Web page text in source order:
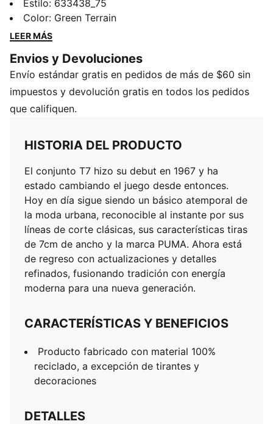
cambiando el juego desde entonces. Hoy en día sigue
siendo un básico atemporal de la moda urbana,
reconocible al instante por sus líneas de corte
marca PUMA. Ahora está de regreso con
actualizaciones y detalles refinados, fusionando
tradición con energía moderna para una nueva
generación.
excepción de tirantes y decoraciones
DETALLES
Corte holgado
Tejido de tafetán de 95g
Cintura elástica con cordón interno
Bolsillos laterales con cierre
Largo por debajo de la rodilla
Características tiras T7 de PUMA, en laterales
Diseño fruncido en cintura
Estilo: 633438_75
Color: Green Terrain
LEER MÁS
Envios y Devoluciones
Envío estándar gratis en pedidos de más de $60 sin
impuestos y devolución gratis en todos los pedidos
que califiquen.
HISTORIA DEL PRODUCTO
El conjunto T7 hizo su debut en 1967 y ha
estado cambiando el juego desde entonces.
Hoy en día sigue siendo un básico atemporal de
la moda urbana, reconocible al instante por sus
líneas de corte clásicas, sus características tiras
de 7cm de ancho y la marca PUMA. Ahora está
de regreso con actualizaciones y detalles
refinados, fusionando tradición con energía
moderna para una nueva generación.
CARACTERÍSTICAS Y BENEFICIOS
Producto fabricado con material 100%
reciclado, a excepción de tirantes y
decoraciones
DETALLES